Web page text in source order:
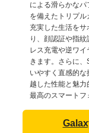
による滑らかな
を備えたトリプ
充実した生活を
り、顔認証や指
レス充電や逆ワ
きます。さらに
いやすく直感的な
越した性能と魅
最高のスマートフ